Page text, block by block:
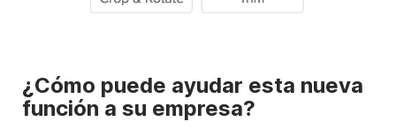
¿Cómo puede ayudar esta nueva
función a su empresa?